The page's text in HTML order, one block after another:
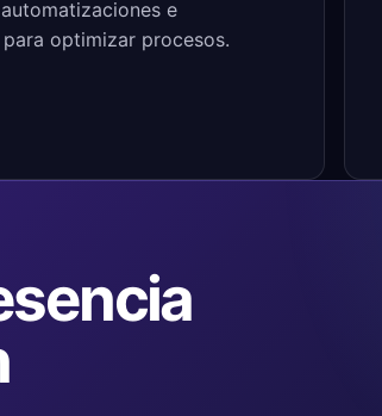
e
optimizar procesos.